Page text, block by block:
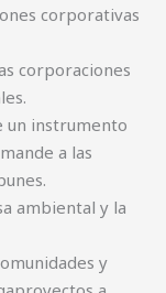
corporativas
corporaciones
un instrumento
a las
ambiental y la
y